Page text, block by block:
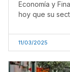
Economía y
hoy que su
11/03/2025